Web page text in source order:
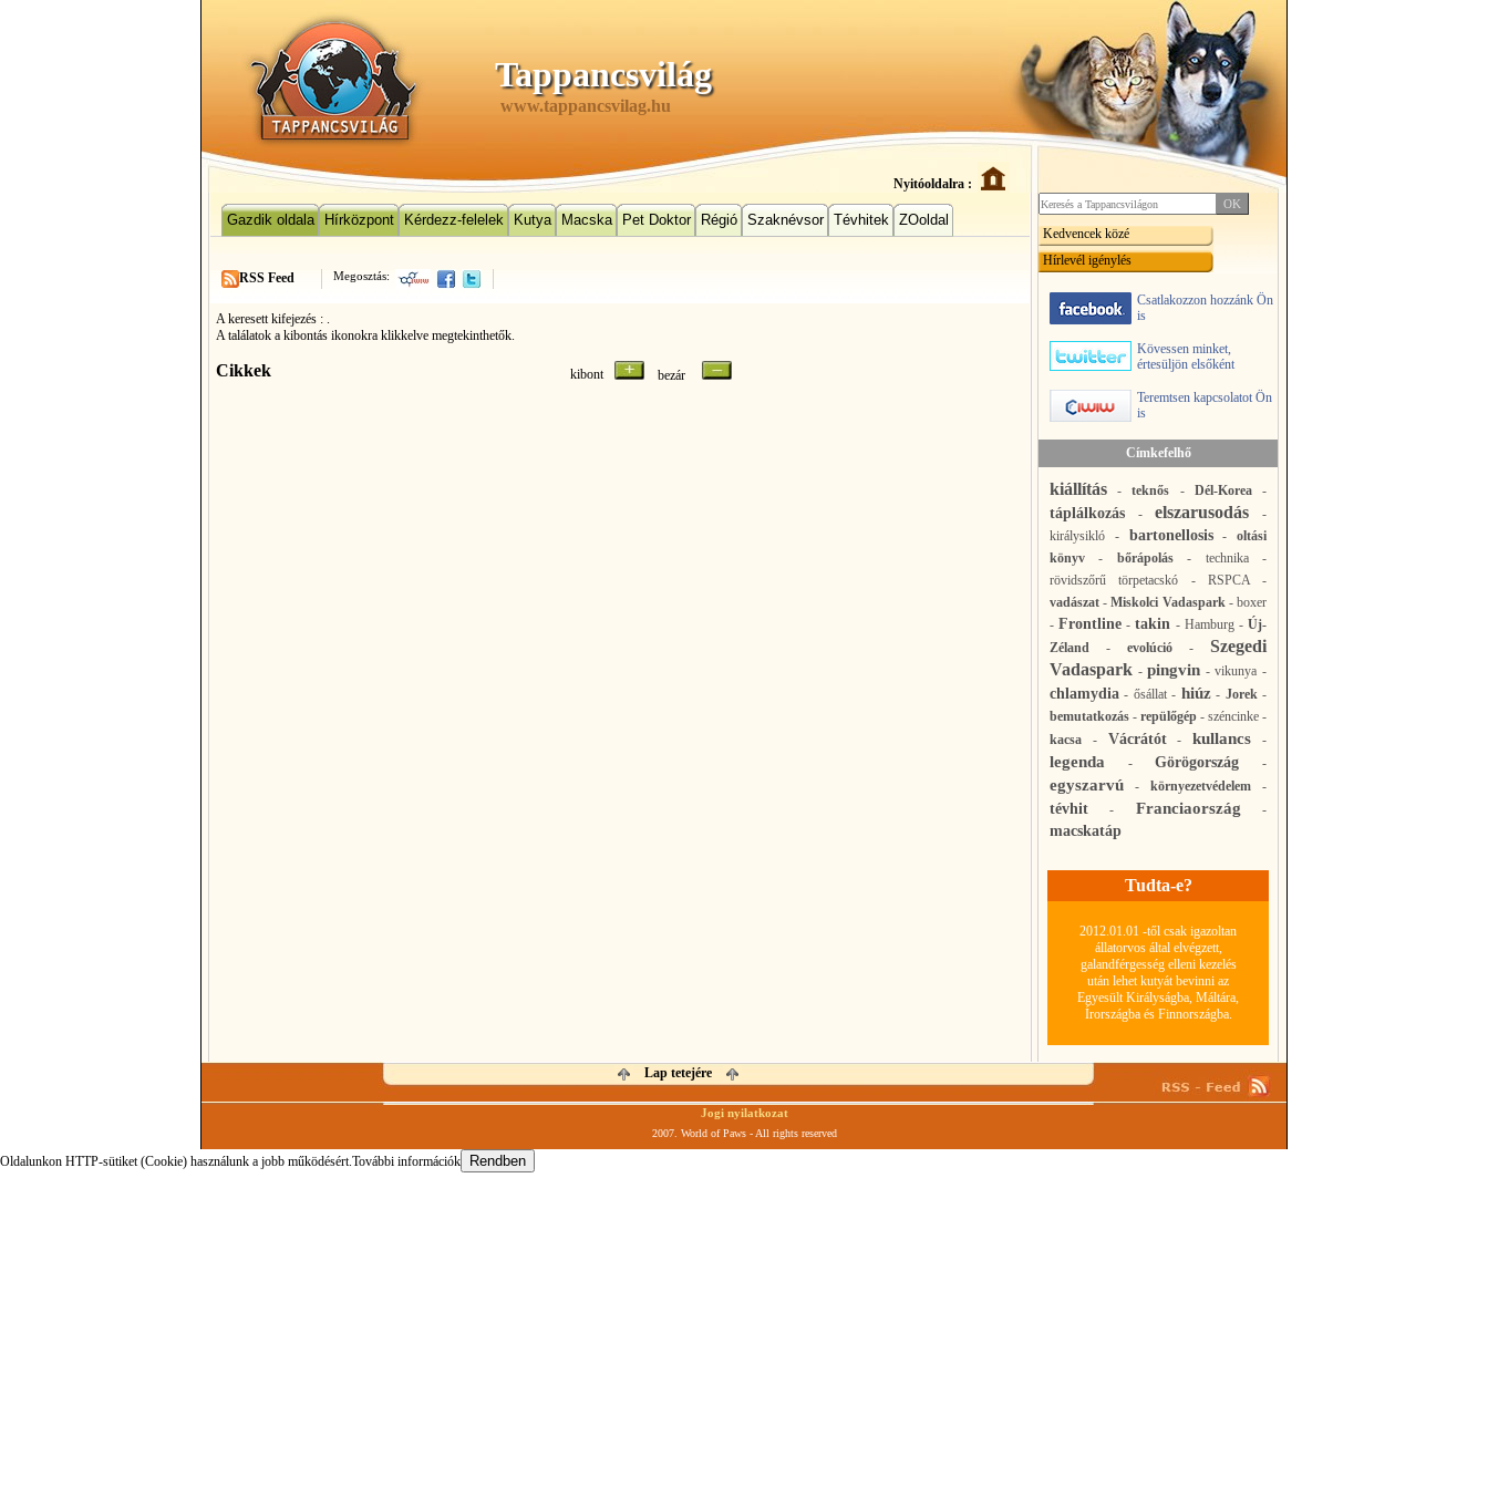
Tappancsvilág
www.tappancsvilag.hu
Nyitóoldalra :
Gazdik oldala Hírközpont Kérdezz-felelek Kutya Macska Pet Doktor Régió Szaknévsor Tévhitek ZOoldal
Megosztás:
RSS Feed
A keresett kifejezés : .
A találatok a kibontás ikonokra klikkelve megtekinthetők.
Cikkek kibont bezár
Kedvencek közé
Hírlevél igénylés
Csatlakozzon hozzánk Ön
is
Kövessen minket,
értesüljön elsőként
Teremtsen kapcsolatot Ön
is
Címkefelhő
kiállítás -teknős - Dél-Korea-
táplálkozás -elszarusodás -
királysikló - bartonellosis- oltási
könyv - bőrápolás- technika-
rövidszőrű törpetacskó - RSPCA-
vadászat -Miskolci Vadaspark-boxer
-Frontline -takin - Hamburg-Új-
Zéland - evolúció - Szegedi
Vadaspark -pingvin -vikunya -
chlamydia - ősállat- hiúz- Jorek-
bemutatkozás - repülőgép - széncinke -
kacsa - Vácrátót-kullancs -
legenda -Görögország -
egyszarvú - környezetvédelem -
tévhit - Franciaország -
macskatáp
Tudta-e?
2012.01.01 -től csak igazoltan
állatorvos által elvégzett,
galandférgesség elleni kezelés
után lehet kutyát bevinni az
Egyesült Királyságba, Máltára,
Írországba és Finnországba.
Lap tetejére
Jogi nyilatkozat
2007. World of Paws - All rights reserved
Oldalunkon HTTP-sütiket (Cookie) használunk a jobb működésért.További információk